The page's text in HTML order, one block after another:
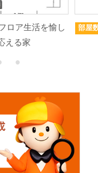
ロア生活を愉し
える家
部屋